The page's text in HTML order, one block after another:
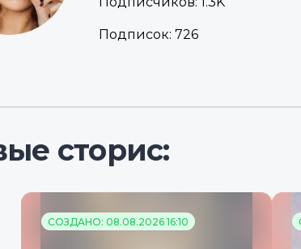
Подписок: 726
сторис:
СОЗДАНО: 08.08.2026 16:10